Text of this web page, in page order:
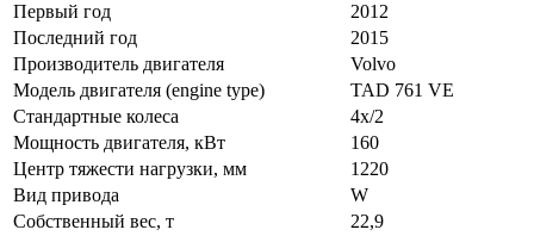
Первый год
2012
Последний год
2015
Производитель двигателя
Volvo
Модель двигателя (engine type)
TAD 761 VE
Стандартные колеса
4x/2
Мощность двигателя, кВт
160
Центр тяжести нагрузки, мм
1220
Вид привода
W
Собственный вес, т
22,9